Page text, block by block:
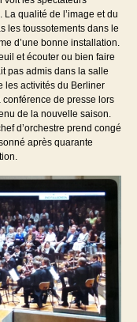
La qualité de l’image et du
les toussotements dans le
d’une bonne installation.
et écouter ou bien faire
pas admis dans la salle
les activités du Berliner
conférence de presse lors
de la nouvelle saison.
d’orchestre prend congé
après quarante